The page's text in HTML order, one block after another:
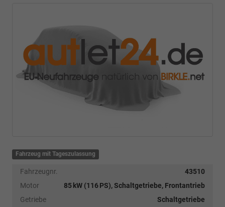
Fahrzeug mit Tageszulassung
Fahrzeugnr.
43510
Motor
85 kW (116 PS), Schaltgetriebe, Frontantrieb
Getriebe
Schaltgetriebe